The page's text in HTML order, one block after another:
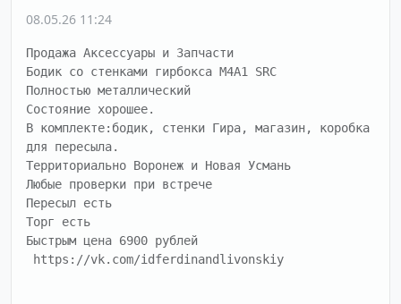
08.05.26 11:24
Продажа Аксессуары и Запчасти
Бодик со стенками гирбокса M4A1 SRC
Полностью металлический
Состояние хорошее.
В комплекте:бодик, стенки Гира, магазин, коробка
для пересыла.
Территориально Воронеж и Новая Усмань
Любые проверки при встрече
Пересыл есть
Торг есть
Быстрым цена 6900 рублей
https://vk.com/idferdinandlivonskiy